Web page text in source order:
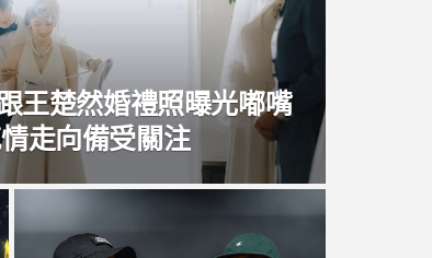
王楚然婚禮照曝光嘟嘴
結局感情走向備受關注